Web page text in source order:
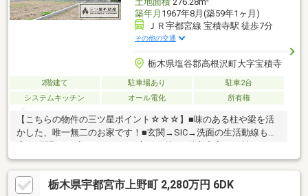
築年月 1967年8月(築59年1ヶ月)
ＪＲ宇都宮線 宝積寺駅 徒歩7分
その他の交通
栃木県塩谷郡高根沢町大字宝積寺
2階建て 駐車場あり
駐車2台
システムキッチン
オール電化 所有権
【こちらの物件の三ツ星ポイント☆☆☆】■味のある柱や梁を活
かした、唯一無二のお家です！■玄関→SIC→洗面の生活動線も
りのある空間に！■地元工務店:K-LIVING Renovationがリノベーシ
ョンを施工しました♪■駐車場は縦列2台になります！＼空家につ
き、即案内可能です／当社は全員が【宅地建物取引士】！ご購入
栃木県宇都宮市上野町 2,280万円 6DK